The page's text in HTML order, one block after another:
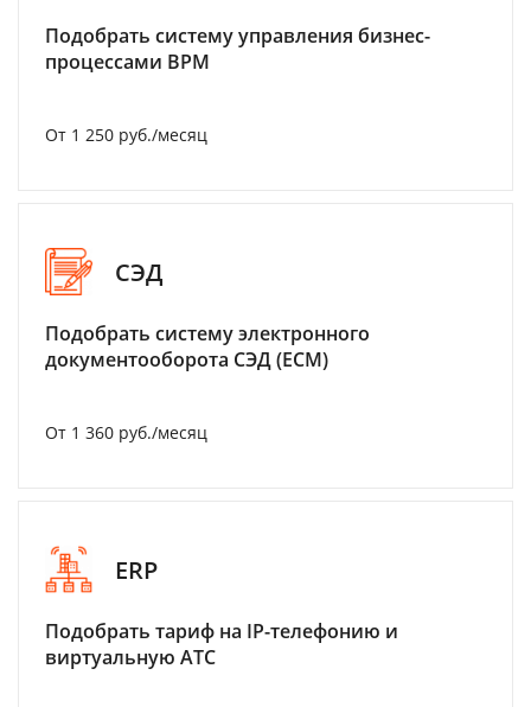
Подобрать систему управления бизнес-
процессами BPM
От 1 250 руб./месяц
СЭД
Подобрать систему электронного
документооборота СЭД (ECM)
От 1 360 руб./месяц
ERP
Подобрать тариф на IP-телефонию и
виртуальную АТС